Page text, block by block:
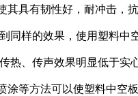
其具有韧性好，耐冲击，
样的效果，使用塑料中
、传声效果明显低于实
方法可以使塑料中空板